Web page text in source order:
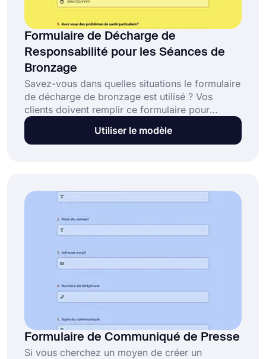
Formulaire de Décharge de
Responsabilité pour les Séances de
Bronzage
Savez-vous dans quelles situations le formulaire
de décharge de bronzage est utilisé ? Vos
clients doivent remplir ce formulaire pour
déclarer que les employés ne sont pas
responsables de tout problème qu'ils pourraient
bronzage.
Utiliser le modèle
Formulaire de Communiqué de Presse
Si vous cherchez un moyen de créer un